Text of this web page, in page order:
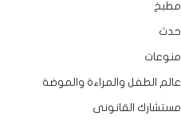
مطبخ
حدث
منوعات
عالم الطفل والمراءة والموضة
مستشارك القانونى